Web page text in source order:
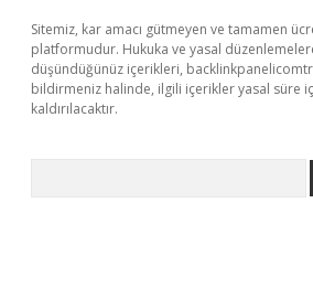
Sitemiz, kar amacı gütmeyen ve tamamen
platformudur. Hukuka ve yasal
düşündüğünüz içerikleri,
bildirmeniz halinde, ilgili içerikler yasal süre
kaldırılacaktır.